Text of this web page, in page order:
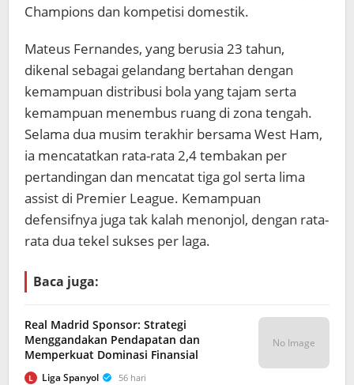
Champions dan kompetisi domestik.
Mateus Fernandes, yang berusia 23 tahun,
dikenal sebagai gelandang bertahan dengan
kemampuan distribusi bola yang tajam serta
kemampuan menembus ruang di zona tengah.
Selama dua musim terakhir bersama West Ham,
ia mencatatkan rata-rata 2,4 tembakan per
pertandingan dan mencatat tiga gol serta lima
assist di Premier League. Kemampuan
defensifnya juga tak kalah menonjol, dengan rata-
rata dua tekel sukses per laga.
Baca juga:
Real Madrid Sponsor: Strategi
Menggandakan Pendapatan dan
Memperkuat Dominasi Finansial
L Liga Spanyol 56 hari
No Image